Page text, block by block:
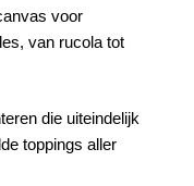
voor
van rucola tot
die uiteindelijk
toppings aller